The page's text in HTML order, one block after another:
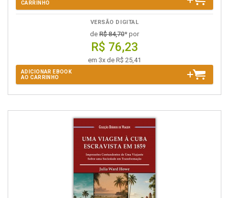
CARRINHO
VERSÃO DIGITAL
de R$ 84,70* por
R$ 76,23
em 3x de R$ 25,41
ADICIONAR EBOOK
AO CARRINHO